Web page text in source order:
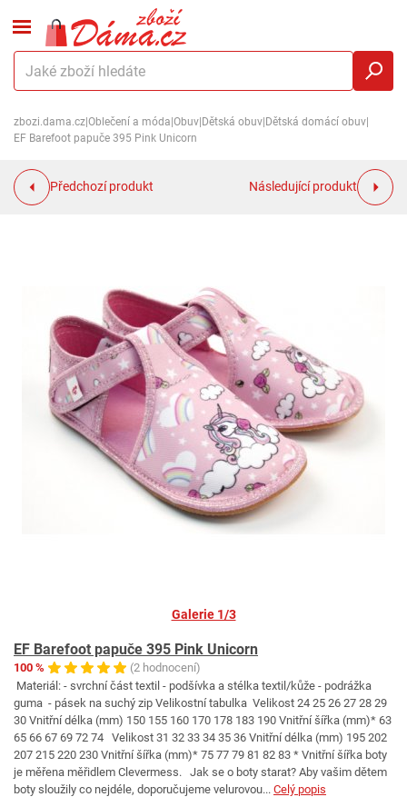
zbozi.dama.cz Oblečení a móda Obuv Dětská obuv Dětská domácí obuv
EF Barefoot papuče 395 Pink Unicorn
Předchozí produkt Následující produkt
Galerie 1/3
EF Barefoot papuče 395 Pink Unicorn
100 %
(2 hodnocení)
Materiál: - svrchní část textil - podšívka a stélka textil/kůže - podrážka
guma - pásek na suchý zip Velikostní tabulka Velikost 24 25 26 27 28 29
30 Vnitřní délka (mm) 150 155 160 170 178 183 190 Vnitřní šířka (mm)* 63
65 66 67 69 72 74 Velikost 31 32 33 34 35 36 Vnitřní délka (mm) 195 202
207 215 220 230 Vnitřní šířka (mm)* 75 77 79 81 82 83 * Vnitřní šířka boty
je měřena měřidlem Clevermess. Jak se o boty starat? Aby vašim dětem
boty sloužily co nejdéle, doporučujeme velurovou... Celý popis